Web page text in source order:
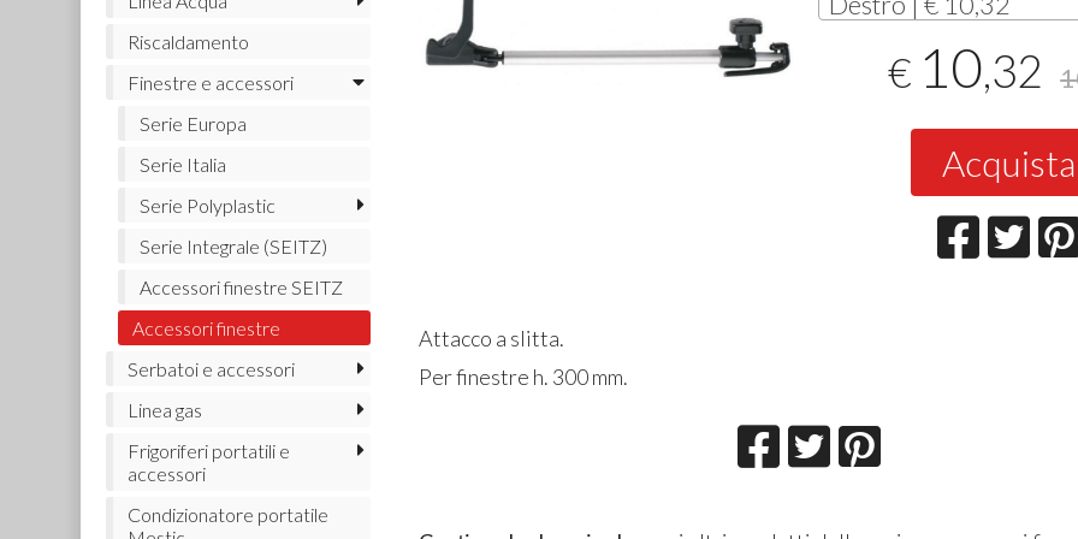
€ 10,32
Acquista
Attacco a slitta.
Per finestre h. 300 mm.
Riscaldamento
Finestre e accessori
Serie Europa
Serie Italia
Serie Polyplastic
Serie Integrale (SEITZ)
Accessori finestre SEITZ
Accessori finestre
Serbatoi e accessori
Linea gas
Frigoriferi portatili e
accessori
Condizionatore portatile